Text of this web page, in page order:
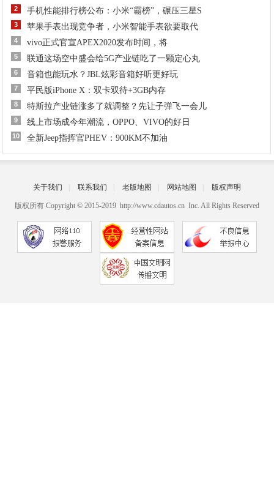
2 手机性能排行榜公布：小米“霸榜”，碾压三星S
3 苹果手表出现竞争者，小米智能手表欲要取代
4 vivo正式官宣APEX2020发布时间，将
5 联通这场空中盛会给5G产业链吃了一颗定心丸
6 音箱也能玩水？JBL炫彩音箱好听更好玩
7 平民版iPhone X：双卡双待+3GB内存
8 特斯拉产业链涨多了就调整？先让子弹飞一会儿
9 线上市场成今年潮流，OPPO、VIVO的好日
10 全新Jeep指挥官PHEV：900KM不加油
关于我们 联系我们 老版地图 网站地图 版权声明
版权所有 Copyright © 2015-2019 http://www.cdautos.cn Inc. All Rights Reserved